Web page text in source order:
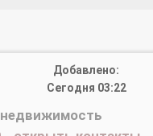
Добавлено:
Сегодня 03:22